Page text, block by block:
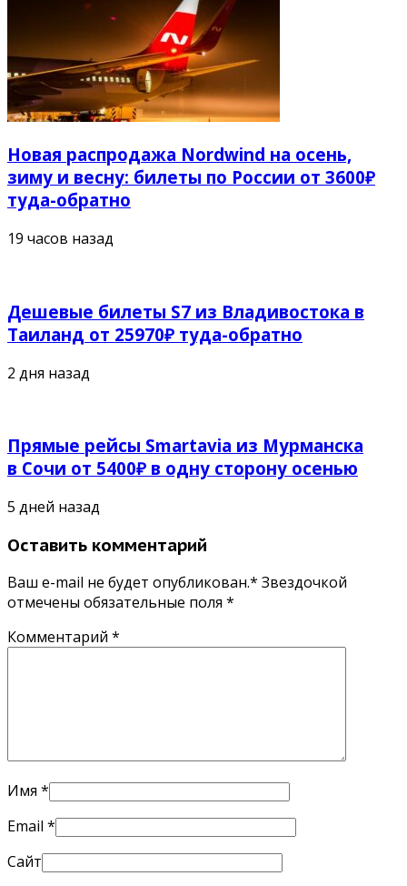
Новая распродажа Nordwind на осень,
зиму и весну: билеты по России от 3600₽
туда-обратно
19 часов назад
Дешевые билеты S7 из Владивостока в
Таиланд от 25970₽ туда-обратно
2 дня назад
Прямые рейсы Smartavia из Мурманска
в Сочи от 5400₽ в одну сторону осенью
5 дней назад
Оставить комментарий
Ваш e-mail не будет опубликован.* Звездочкой
отмечены обязательные поля *
Комментарий *
Имя *
Email *
Сайт